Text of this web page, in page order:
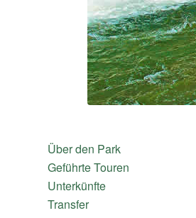
Über den Park
Geführte Touren
Unterkünfte
Transfer